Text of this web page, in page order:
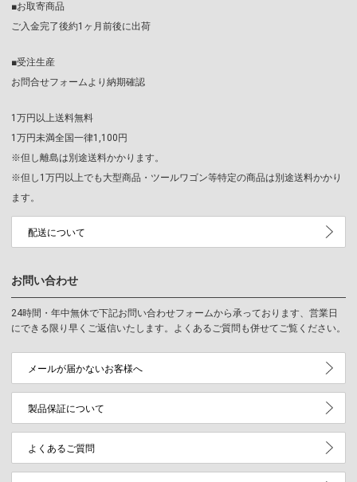
■お取寄商品
ご入金完了後約1ヶ月前後に出荷
■受注生産
お問合せフォームより納期確認
1万円以上送料無料
1万円未満全国一律1,100円
※但し離島は別途送料かかります。
※但し1万円以上でも大型商品・ツールワゴン等特定の商品は別途送料かかり
ます。
配送について
お問い合わせ
24時間・年中無休で下記お問い合わせフォームから承っております、営業日
にできる限り早くご返信いたします。よくあるご質問も併せてご覧ください。
メールが届かないお客様へ
製品保証について
よくあるご質問